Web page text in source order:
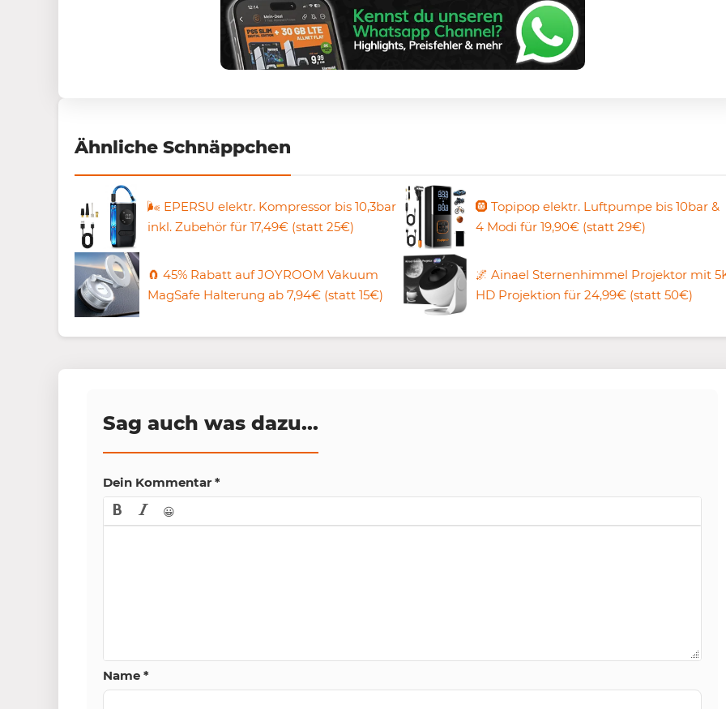
Ähnliche Schnäppchen
🌬️ EPERSU elektr. Kompressor bis 10,3bar
inkl. Zubehör für 17,49€ (statt 25€)
🛞 Topipop elektr. Luftpumpe bis 10bar &
4 Modi für 19,90€ (statt 29€)
🧲 45% Rabatt auf JOYROOM Vakuum
MagSafe Halterung ab 7,94€ (statt 15€)
🌌 Ainael Sternenhimmel Projektor mit
HD Projektion für 24,99€ (statt 50€)
Sag auch was dazu...
Dein Kommentar *
😀
Name *